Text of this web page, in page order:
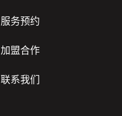
服务预约
加盟合作
联系我们